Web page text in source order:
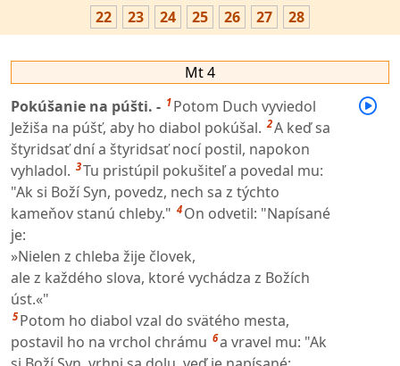
22
23 24 25 26 27 28
Mt 4
Pokúšanie na púšti. - 1 Potom Duch vyviedol
Ježiša na púšť, aby ho diabol pokúšal. 2A keď sa
štyridsať dní a štyridsať nocí postil, napokon
vyhladol. 3Tu pristúpil pokušiteľ a povedal mu:
"Ak si Boží Syn, povedz, nech sa z týchto
kameňov stanú chleby." 4 On odvetil: "Napísané
je:
»Nielen z chleba žije človek,
ale z každého slova, ktoré vychádza z Božích
úst.«"
5 Potom ho diabol vzal do svätého mesta,
postavil ho na vrchol chrámu 6a vravel mu: "Ak